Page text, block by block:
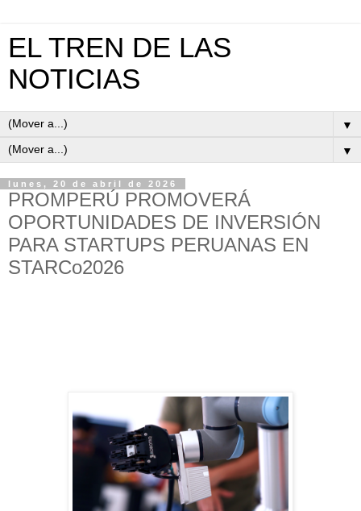
EL TREN DE LAS
NOTICIAS
▼
▼
lunes, 20 de abril de 2026
PROMPERÚ PROMOVERÁ
OPORTUNIDADES DE INVERSIÓN
PARA STARTUPS PERUANAS EN
STARCo2026